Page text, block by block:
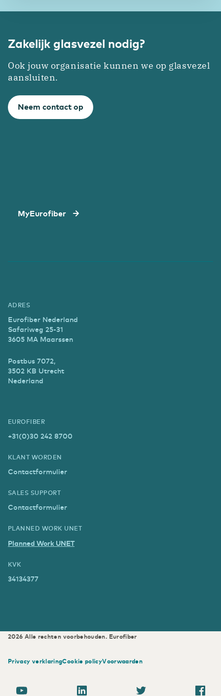
Zakelijk glasvezel nodig?
Ook jouw organisatie kunnen we op glasvezel
aansluiten.
Neem contact op
MyEurofiber
ADRES
Eurofiber Nederland
Safariweg 25-31
3605 MA Maarssen
Postbus 7072,
3502 KB Utrecht
Nederland
EUROFIBER
+31(0)30 242 8700
KLANT WORDEN
Contactformulier
SALES SUPPORT
Contactformulier
PLANNED WORK UNET
Planned Work UNET
KVK
34134377
2026 Alle rechten voorbehouden. Eurofiber
Privacy verklaringCookie policyVoorwaarden